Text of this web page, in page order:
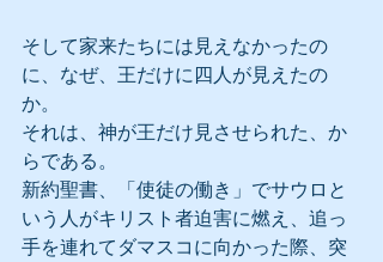
そして家来たちには見えなかったの
に、なぜ、王だけに四人が見えたの
か。
それは、神が王だけ見させられた、か
らである。
新約聖書、「使徒の働き」でサウロと
いう人がキリスト者迫害に燃え、追っ
手を連れてダマスコに向かった際、突